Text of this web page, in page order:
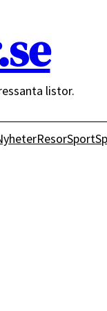
listor.
ResorSport